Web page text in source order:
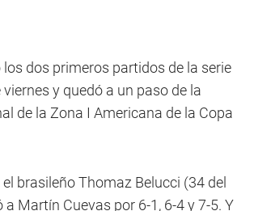
dos primeros partidos de la serie
y quedó a un paso de la
de la Zona I Americana de la Copa
brasileño Thomaz Belucci (34 del
Martín Cuevas por 6-1, 6-4 y 7-5. Y